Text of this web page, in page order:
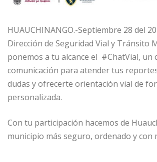
HUAUCHINANGO.-Septiembre 28 del
Dirección de Seguridad Vial y Tránsito
ponemos a tu alcance el #ChatVial, un
comunicación para atender tus
dudas y ofrecerte orientación vial de
personalizada.
Con tu participación hacemos de
municipio más seguro, ordenado y con